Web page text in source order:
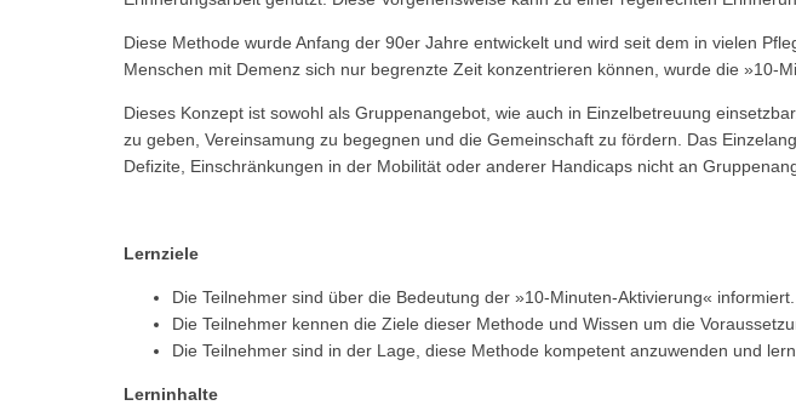
Diese Methode wurde Anfang der 90er Jahre entwickelt und wird seit dem in vielen
Menschen mit Demenz sich nur begrenzte Zeit konzentrieren können, wurde die »10-
Dieses Konzept ist sowohl als Gruppenangebot, wie auch in Einzelbetreuung
zu geben, Vereinsamung zu begegnen und die Gemeinschaft zu fördern. Das
Defizite, Einschränkungen in der Mobilität oder anderer Handicaps nicht an
Lernziele
Die Teilnehmer sind über die Bedeutung der »10-Minuten-Aktivierung« informiert.
Die Teilnehmer kennen die Ziele dieser Methode und Wissen um die
Die Teilnehmer sind in der Lage, diese Methode kompetent anzuwenden und
Lerninhalte